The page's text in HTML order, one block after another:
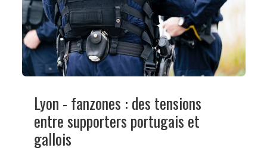
Lyon - fanzones : des tensions
entre supporters portugais et
gallois